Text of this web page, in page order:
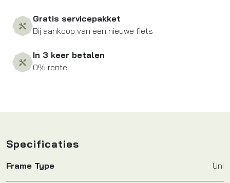
Gratis servicepakket
Bij aankoop van een nieuwe fiets
In 3 keer betalen
0% rente
Specificaties
Frame Type Uni